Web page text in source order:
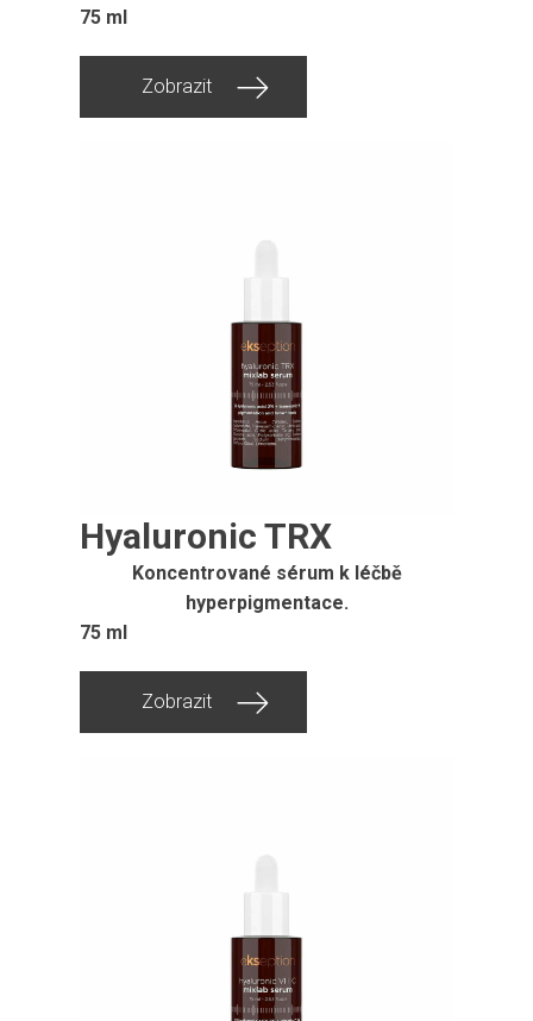
75 ml
Zobrazit
Hyaluronic TRX
Koncentrované sérum k léčbě
hyperpigmentace.
75 ml
Zobrazit